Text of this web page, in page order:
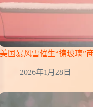
美国暴风雪催生“擦玻璃”
2026年1月28日